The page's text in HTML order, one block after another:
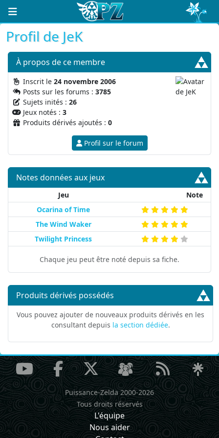
Profil de JeK
À propos de ce membre
Inscrit le 24 novembre 2006
Posts sur les forums : 3785
Sujets inités : 26
Jeux notés : 3
Produits dérivés ajoutés : 0
Profil sur le forum
Notes données aux jeux
Jeu
Note
Ocarina of Time
The Wind Waker
Twilight Princess
Chaque jeu peut être noté depuis sa fiche.
Produits dérivés possédés
Vous pouvez ajouter de nouveaux produits dérivés en les
consultant depuis la section dédiée.
Puissance-Zelda 2000-2026
Tous droits réservés
L'équipe
Nous aider